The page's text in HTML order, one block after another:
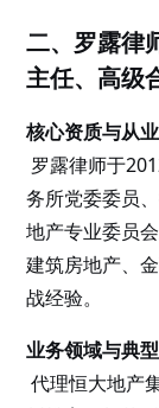
二、罗露律
主任、高级
核心资质与从
罗露律师于
务所党委委员
地产专业委员
建筑房地产、
战经验。
业务领域与典
代理恒大地产